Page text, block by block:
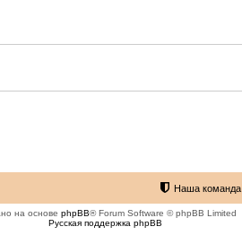
Наша команда
на основе phpBB® Forum Software © phpBB Limited
Русская поддержка phpBB